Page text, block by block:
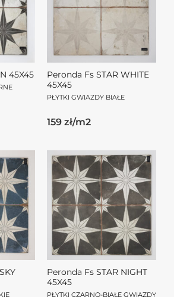
45X45
Peronda Fs STAR WHITE
45X45
PŁYTKI GWIAZDY BIAŁE
159 zł/m2
Peronda Fs STAR NIGHT
45X45
PŁYTKI CZARNO-BIAŁE GWIAZDY